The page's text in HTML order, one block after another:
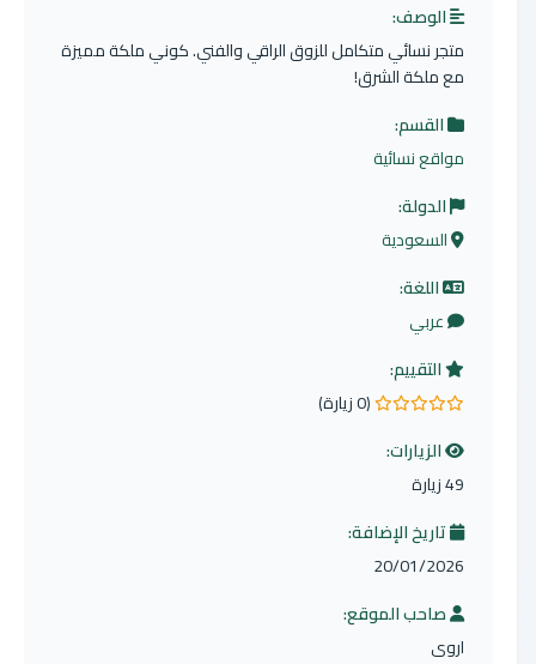
الوصف:
متجر نسائي متكامل للزوق الراقي والفني. كوني ملكة مميزة
مع ملكة الشرق!
القسم:
مواقع نسائية
الدولة:
السعودية
اللغة:
عربي
التقييم:
0.0 من 5 نجوم
(0 زيارة)
الزيارات:
49 زيارة
تاريخ الإضافة:
20/01/2026
صاحب الموقع:
اروى